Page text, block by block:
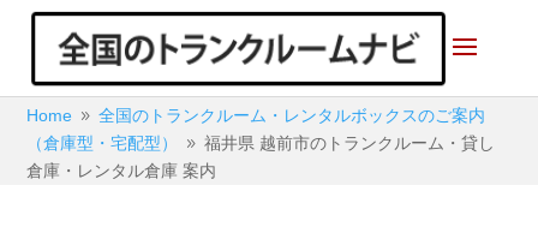
Home 9 全国のトランクルーム・レンタルボックスのご案内
（倉庫型・宅配型）
9 福井県 越前市のトランクルーム・貸し
倉庫・レンタル倉庫 案内